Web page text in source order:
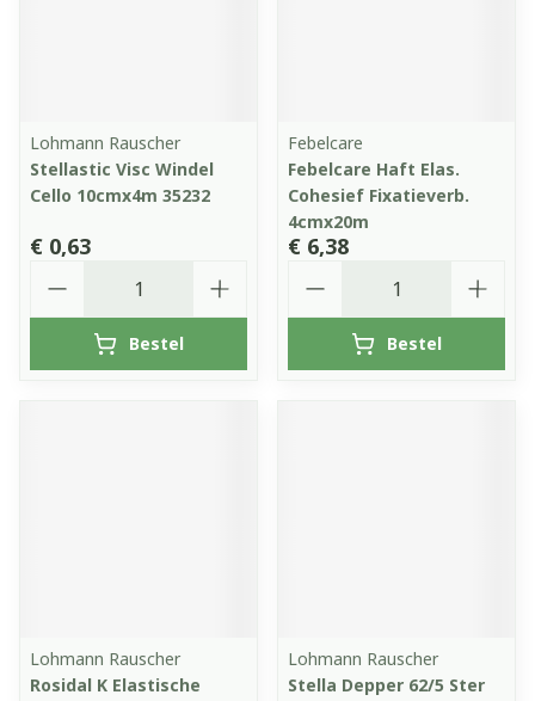
Lohmann Rauscher
Stellastic Visc Windel
Cello 10cmx4m 35232
€ 0,63
Bestel
Febelcare
Febelcare Haft Elas.
Cohesief Fixatieverb.
4cmx20m
€ 6,38
Bestel
Lohmann Rauscher
Rosidal K Elastische
Lohmann Rauscher
Stella Depper 62/5 Ster